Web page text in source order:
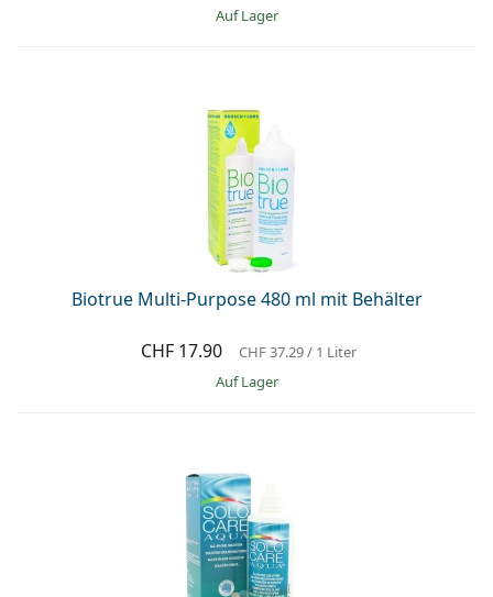
auf Lager
Biotrue Multi-Purpose 480 ml mit Behälter
CHF 17.90 CHF 37.29/ 1 Liter
auf Lager